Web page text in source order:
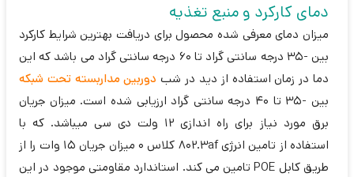
دمای کارکرد و منبع تغذیه
میزان دمای معرفی شده محصول برای دریافت بهترین شرایط کارکرد
بین -35 درجه سانتی گراد تا 60 درجه سانتی گراد می باشد که این
دما در زمان استفاده از دید در شب دوربین مداربسته تحت شبکه
بین -35 تا 40 درجه سانتی گراد ارزیابی شده است. میزان جریان
برق مورد نیاز برای راه اندازی 12 ولت دی سی میباشد. که با
استفاده از تامین انرژی 802.3af کلاس 0 میزان جریان 15 وات را از
طریق کابل POE تامین می کند. استاندارد مقاومتی موجود در این